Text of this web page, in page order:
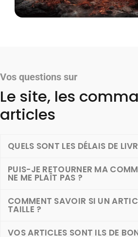
Vos questions sur
Le site, les
articles
QUELS SONT LES DÉLAIS DE
PUIS-JE RETOURNER MA
NE ME PLAÎT PAS ?
COMMENT SAVOIR SI UN
TAILLE ?
VOS ARTICLES SONT ILS DE